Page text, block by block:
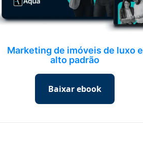
Marketing de imóveis de luxo e
alto padrão
Baixar ebook